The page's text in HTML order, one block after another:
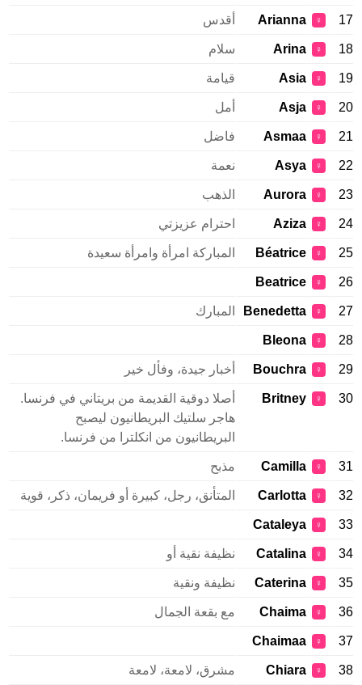
17
♀
Arianna أقدس
18
♀
Arina سلام
19
♀
Asia قيامة
20
♀
Asja أمل
21
♀
Asmaa فاضل
22
♀
Asya نعمة
23
♀
Aurora الذهب
24
♀
Aziza احترام عزيزتي
25
♀
Béatrice المباركة امرأة وامرأة سعيدة
26
♀
Beatrice
27
♀
Benedetta المبارك
28
♀
Bleona
29
♀
Bouchra أخبار جيدة، وفأل خير
30
♀
Britney
أصلا دوقية القديمة من بريتاني في فرنسا.
هاجر سلتيك البريطانيون ليصبح
البريطانيون من انكلترا من فرنسا.
31
♀
Camilla مذبح
32
♀
Carlotta المتأنق، رجل، كبيرة أو فريمان، ذكر، قوية
33
♀
Cataleya
34
♀
Catalina نظيفة نقية أو
35
♀
Caterina نظيفة ونقية
36
♀
Chaima مع بقعة الجمال
37
♀
Chaimaa
38
♀
Chiara مشرق، لامعة، لامعة